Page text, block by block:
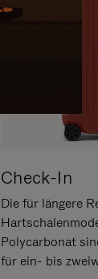
Check-In
Die für längere
Polycarbonat
für ein- bis